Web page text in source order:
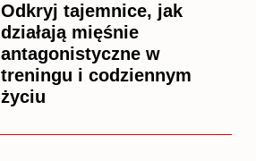
Odkryj tajemnice, jak
działają mięśnie
antagonistyczne w
treningu i codziennym
życiu